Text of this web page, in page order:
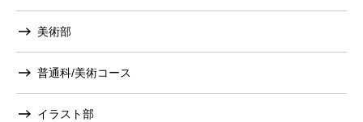
美術部
普通科/美術コース
イラスト部